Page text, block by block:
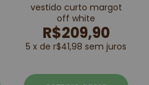
vestido curto margot
off white
R$209,90
5 x de r$41,98 sem juros